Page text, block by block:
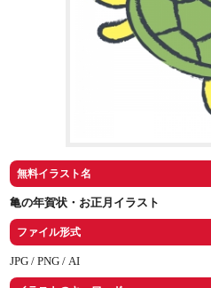
無料イラスト名
亀の年賀状・お正月イラスト
ファイル形式
JPG /PNG / AI